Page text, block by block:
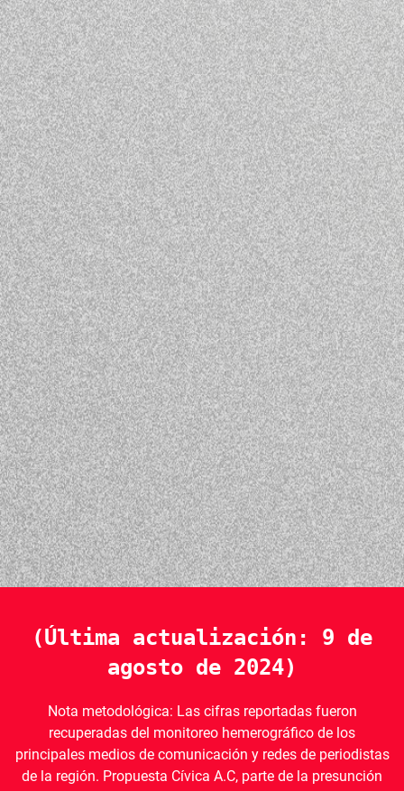
(Última actualización: 9 de
agosto de 2024)
Nota metodológica: Las cifras reportadas fueron
recuperadas del monitoreo hemerográfico de los
principales medios de comunicación y redes de periodistas
de la región. Propuesta Cívica A.C, parte de la presunción